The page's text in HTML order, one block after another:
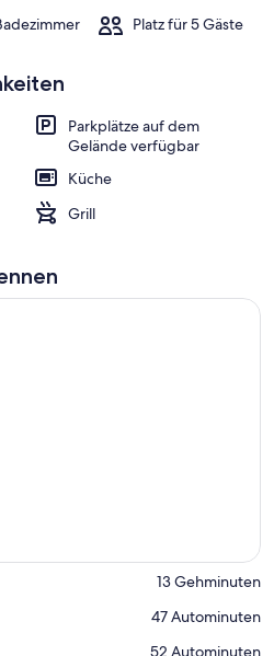
Platz für 5 Gäste
Parkplätze auf dem
Gelände verfügbar
Küche
Grill
‪13 Gehminuten‬
‪47 Autominuten‬
‪52 Autominuten‬